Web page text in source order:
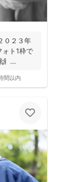
０２３年
ト1枠で
...
間以内